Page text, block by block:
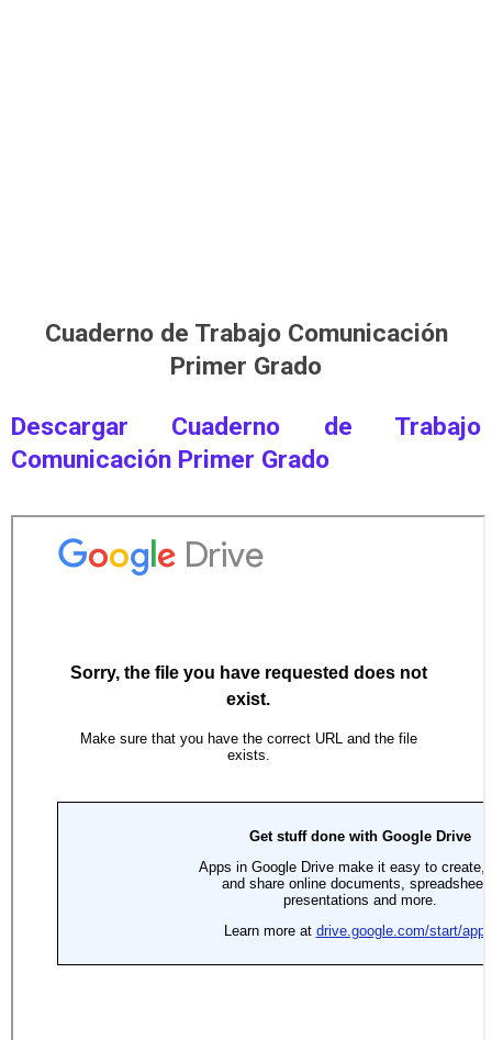
Cuaderno de Trabajo Comunicación
Primer Grado
Descargar Cuaderno de Trabajo
Comunicación Primer Grado